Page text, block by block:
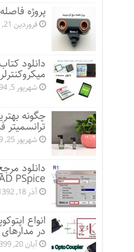
پروژه
فروردین 21, 1394
میکروکنترلر AVR با BASCOM
شهریور 5, 1394
چگونه
ترانسمیتر
شهریور 25, 1399
دانلود
PSpice
آذر 18, 1392
انواع
در مدارهای AC و DC
آبان 20, 1399